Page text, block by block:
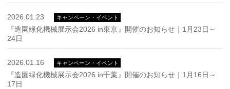
2026.01.23 キャンペーン・イベント
『造園緑化機械展示会2026 in東京』開催のお知らせ｜1月23日～
24日
2026.01.16 キャンペーン・イベント
『造園緑化機械展示会2026 in千葉』開催のお知らせ｜1月16日～
17日